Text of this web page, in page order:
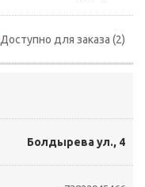
Доступно для заказа (2)
Болдырева ул., 4